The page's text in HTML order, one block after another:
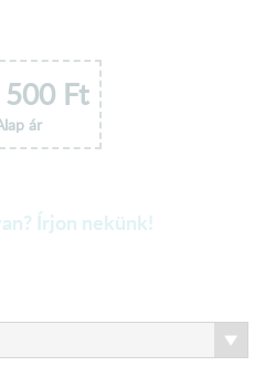
Ft
ár
Írjon nekünk!